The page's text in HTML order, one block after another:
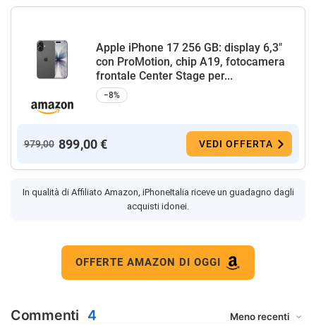
Apple iPhone 17 256 GB: display 6,3"
con ProMotion, chip A19, fotocamera
frontale Center Stage per...
−8%
979,00 899,00 € VEDI OFFERTA
In qualità di Affiliato Amazon, iPhoneItalia riceve un guadagno dagli
acquisti idonei.
OFFERTE AMAZON DI OGGI
Commenti 4